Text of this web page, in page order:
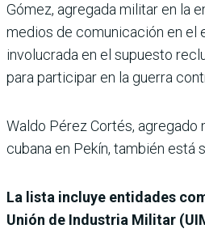
Gómez, agregada militar en la
medios de comunicación en el
involucrada en el supuesto
para participar en la guerra
Waldo Pérez Cortés, agregado
cubana en Pekín, también está
La lista incluye entidades
Unión de Industria Militar